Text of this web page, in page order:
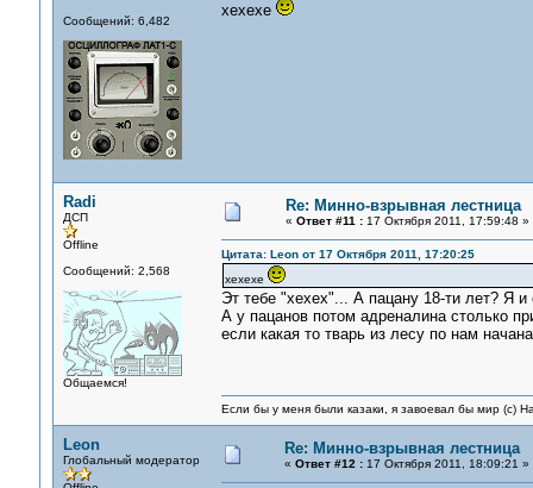
Сообщений: 6,482
хехехе
Radi
ДСП
Offline
Сообщений: 2,568
Общаемся!
Re: Минно-взрывная лестница
« Ответ #11 :17 Октября 2011, 17:59:48 »
Цитата: Leon от 17 Октября 2011, 17:20:25
хехехе
Эт тебе "хехех"... А пацану 18-ти лет? Я
А у пацанов потом адреналина столько
если какая то тварь из лесу по нам
Если бы у меня были казаки, я завоевал бы мир (с)
Leon
Глобальный модератор
Re: Минно-взрывная лестница
« Ответ #12 :17 Октября 2011, 18:09:21 »